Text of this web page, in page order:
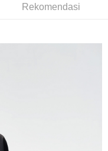
untuk pesanan
Rekomendasi